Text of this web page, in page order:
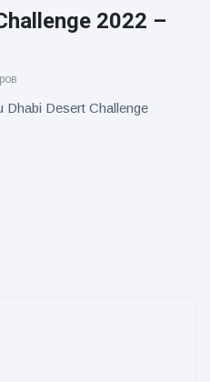
2022 –
Dhabi Desert Challenge